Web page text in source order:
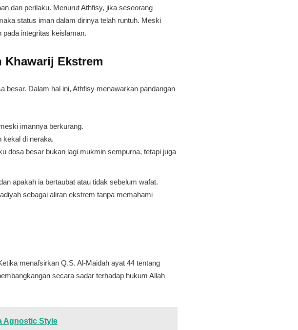
dan perilaku. Menurut Athfisy, jika seseorang
status iman dalam dirinya telah runtuh. Meski
integritas keislaman.
Khawarij Ekstrem
besar. Dalam hal ini, Athfisy menawarkan pandangan
imannya berkurang.
kekal di neraka.
dosa besar bukan lagi mukmin sempurna, tetapi juga
apakah ia bertaubat atau tidak sebelum wafat.
sebagai aliran ekstrem tanpa memahami
menafsirkan Q.S. Al-Maidah ayat 44 tentang
secara sadar terhadap hukum Allah
Agnostic Style